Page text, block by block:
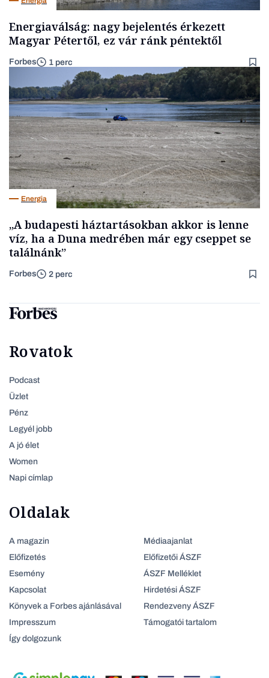
Energiaválság: nagy bejelentés érkezett
Magyar Pétertől, ez vár ránk péntektől
Forbes 1 perc
Energia
„A budapesti háztartásokban akkor is lenne
víz, ha a Duna medrében már egy cseppet se
találnánk”
Forbes 2 perc
Rovatok
Podcast
Üzlet
Pénz
Legyél jobb
A jó élet
Women
Napi címlap
Oldalak
A magazin
Előfizetés
Esemény
Kapcsolat
Könyvek a Forbes ajánlásával
Impresszum
Így dolgozunk
Médiaajanlat
Előfizetői ÁSZF
ÁSZF Melléklet
Hirdetési ÁSZF
Rendezveny ÁSZF
Támogatói tartalom